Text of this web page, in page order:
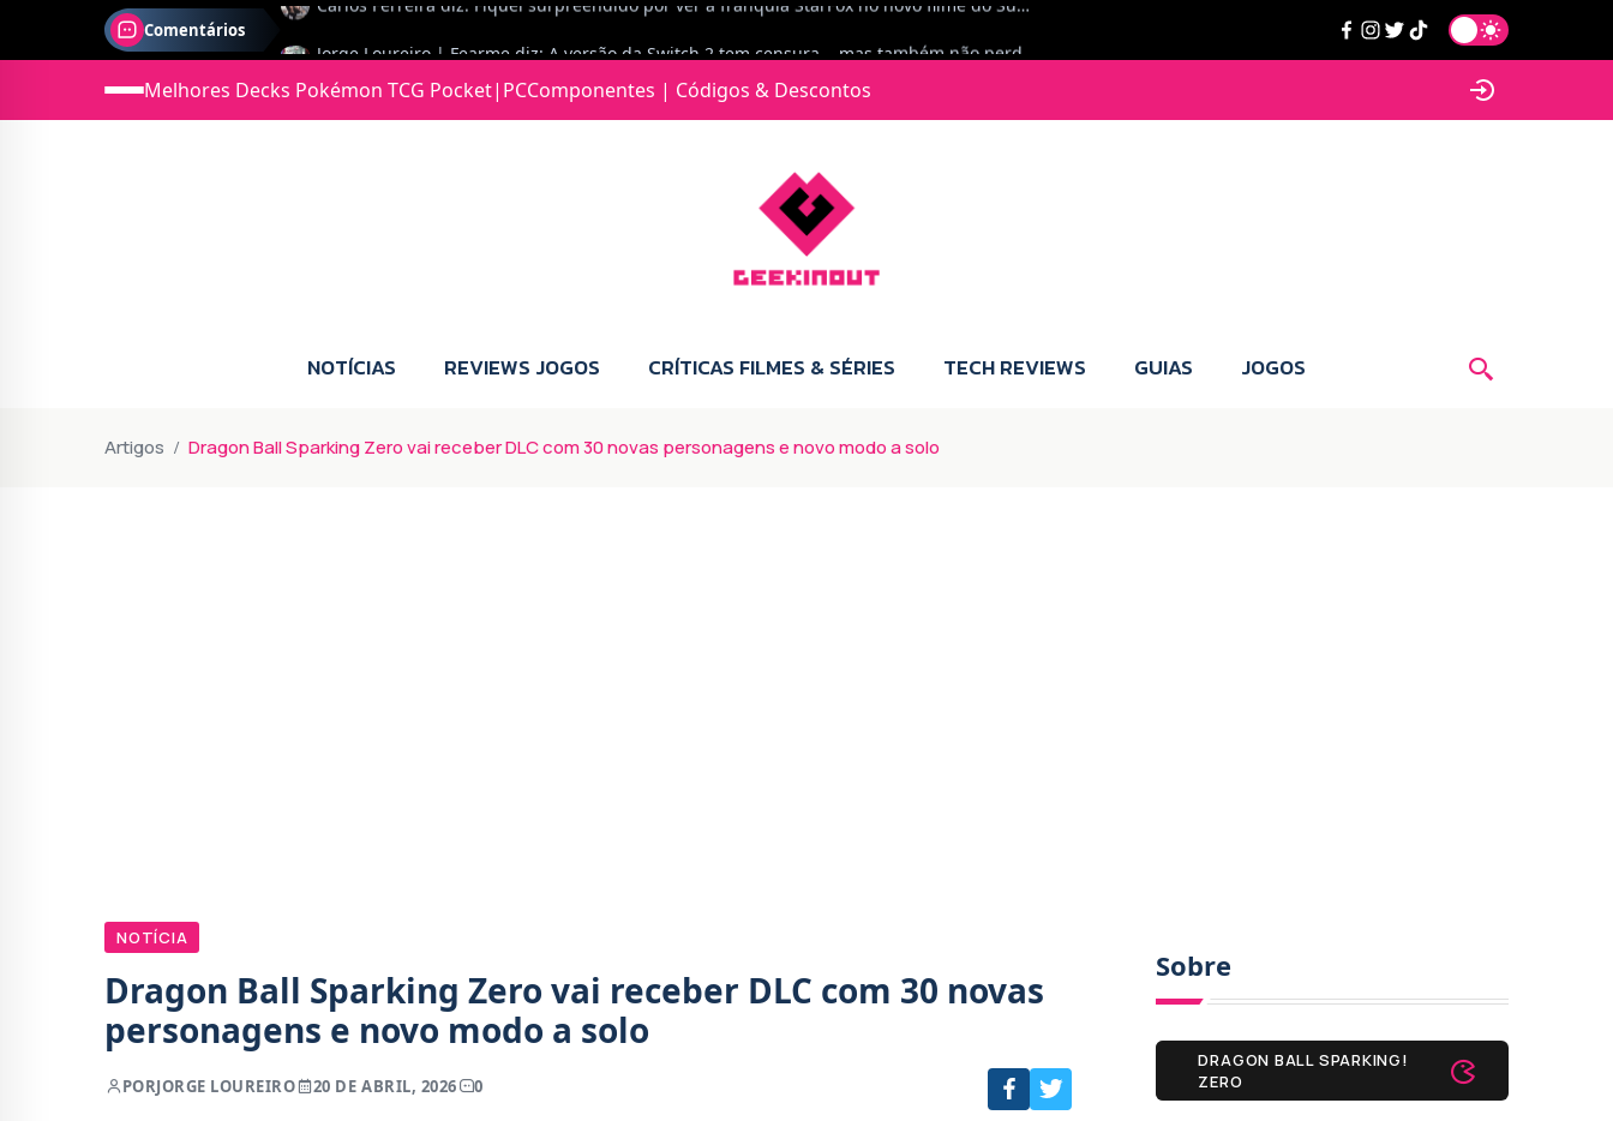
Comentários
Jonas diz: Estou seriamente com vontade para comprar para a Switch 2 :P
Jorge Loureiro | Fearme diz: Boas, obrigado pelo teu comentário. Talvez seja verdade que a Microsoft está a tentar redefinir o futuro dos jogos, mas para uma marca que já trocou de estratégia tantas vezes, é difícil acreditar em mais uma virada de direção. Basta lembrar do Kinect, da aposta no cloud gaming, ou mesmo do discurso de que os exclusivos eram "essenciais": todas essas promessas acabaram por perder força com o tempo. Além disso, há um ponto chave que estás a ignorar: as consolas Xbox. Está à vista que foram praticamente abandonadas. Quem comprou uma Xbox Series X a pensar que ia ser a máquina indispensável para jogar exclusivos, ficou a arder, porque hoje esses jogos chegam também ao PC e, cada vez mais, até à concorrência. Isso mina a identidade da marca e enfraquece a confiança dos jogadores. A PlayStation até pode estar a lançar alguns jogos na Xbox como o Helldivers 2, mas não é o catálogo inteiro. Desta forma, as consolas PS5 continuam a ter valor.
Melhores Decks Pokémon TCG Pocket| PCComponentes | Códigos & Descontos
NOTÍCIAS REVIEWS JOGOS CRÍTICAS FILMES & SÉRIES TECH REVIEWS GUIAS JOGOS
Artigos Dragon Ball Sparking Zero vai receber DLC com 30 novas personagens e novo modo a solo
NOTÍCIA
Dragon Ball Sparking Zero vai receber DLC com 30 novas
personagens e novo modo a solo
PORJORGE LOUREIRO 20 DE ABRIL, 2026 0
Sobre
DRAGON BALL SPARKING!
ZERO